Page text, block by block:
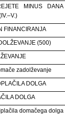
MINUS DANA
FINANCIRANJA
(500)
zadolževanje
DOLGA
DOLGA
domačega dolga